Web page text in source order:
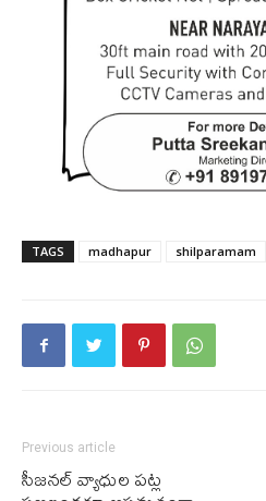
TAGS madhapur shilparamam
Previous article
సీజనల్ వ్యాధుల పట్ల